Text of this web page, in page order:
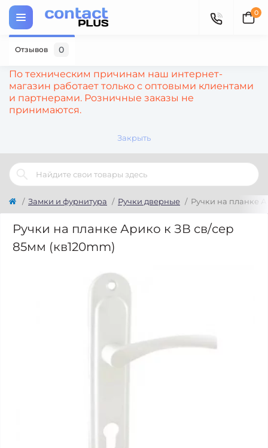
По техническим причинам наш интернет-
магазин работает только с оптовыми клиентами
и партнерами. Розничные заказы не
принимаются.
Закрыть
0
Замки и фурнитура Ручки дверные Ручки на планке
Ручки на планке Арико к ЗВ св/сер
85мм (кв120mm)
Отзывов 0